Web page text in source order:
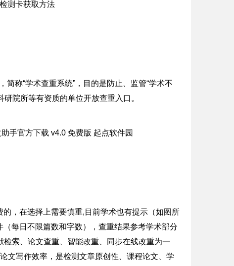
称“学术查重系统”，目的是防止、监管“学术不
院所等有资质的单位开放查重入口。
，在选择上需要慎重,目前学术也有提示（如图所
每日不限篇数和字数），查重结果参考学术部分
索、论文查重、智能改重、同步在线改重为一
文写作效率，是检测文章原创性、课程论文、学